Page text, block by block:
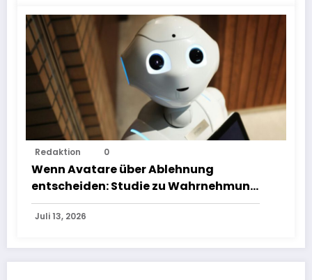
Fairness bei KI-Interviews
Redaktion 0
Wenn Avatare über Ablehnung
entscheiden: Studie zu Wahrnehmung
von Fairness bei KI-Interviews
Juli 13, 2026